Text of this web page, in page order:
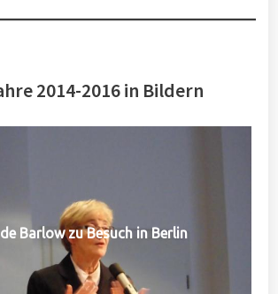
2014-2016 in Bildern
Barlow zu Besuch in Berlin